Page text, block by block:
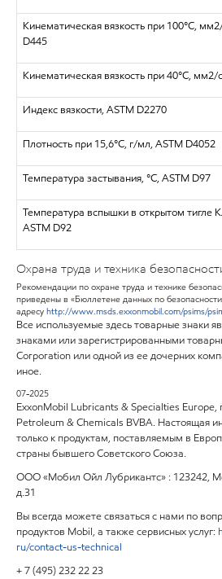
Кинематическая вязкость при 100°C,
D445
Кинематическая вязкость при 40°C, мм2/
Индекс вязкости, ASTM D2270
Плотность при 15,6°C, г/мл, ASTM D4052
Температура застывания, °C, ASTM D97
Температура вспышки в открытом тигле
ASTM D92
Охрана труда и техника
Рекомендации по охране труда и технике
приведены в «Бюллетене данных по
адресуhttp://www.msds.exxonmobil.com/psims/
Все используемые здесь товарные знаки
знаками или зарегистрированными
Corporation или одной из ее дочерних
иное.
07-2025
ExxonMobil Lubricants & Specialties Europe,
Petroleum & Chemicals BVBA. Настоящая
только к продуктам, поставляемым в
страны бывшего Советского Союза.
ООО «Мобил Ойл Лубрикантс» : 123242,
д.31
Вы всегда можете связаться с нами по
продуктов Mobil, а также сервисных услуг:
ru/contact-us-technical
+ 7 (495) 232 22 23